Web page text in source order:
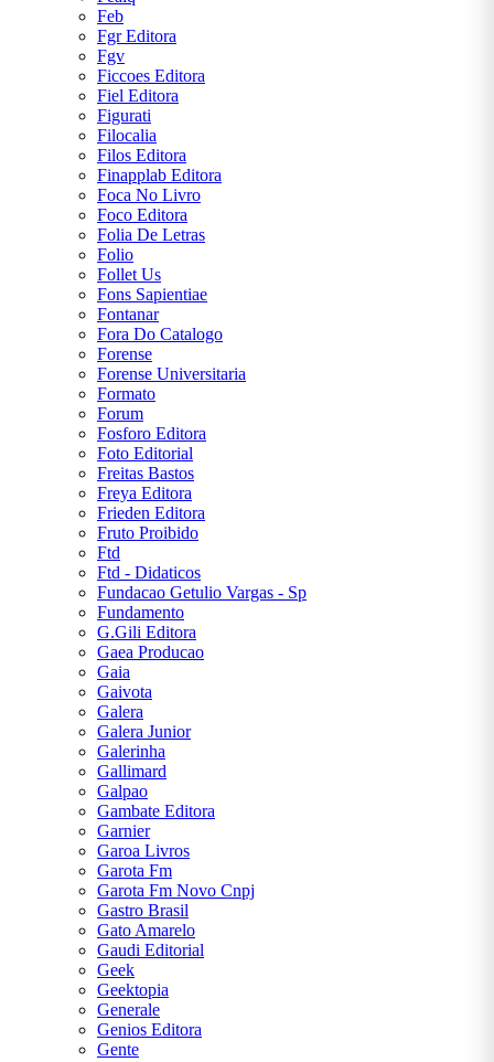
Feb
Fgr Editora
Fgv
Ficcoes Editora
Fiel Editora
Figurati
Filocalia
Filos Editora
Finapplab Editora
Foca No Livro
Foco Editora
Folia De Letras
Folio
Follet Us
Fons Sapientiae
Fontanar
Fora Do Catalogo
Forense
Forense Universitaria
Formato
Forum
Fosforo Editora
Foto Editorial
Freitas Bastos
Freya Editora
Frieden Editora
Fruto Proibido
Ftd
Ftd - Didaticos
Fundacao Getulio Vargas - Sp
Fundamento
G.Gili Editora
Gaea Producao
Gaia
Gaivota
Galera
Galera Junior
Galerinha
Gallimard
Galpao
Gambate Editora
Garnier
Garoa Livros
Garota Fm
Garota Fm Novo Cnpj
Gastro Brasil
Gato Amarelo
Gaudi Editorial
Geek
Geektopia
Generale
Genios Editora
Gente